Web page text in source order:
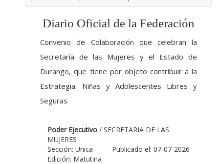
Diario Oficial de la Federación
Convenio de Colaboración que celebran la
Secretaría de las Mujeres y el Estado de
Durango, que tiene por objeto contribuir a la
Estrategia: Niñas y Adolescentes Libres y
Seguras.
Poder Ejecutivo / SECRETARIA DE LAS
MUJERES
Publicado el: 07-07-2026
Sección: Unica
Edición: Matutina